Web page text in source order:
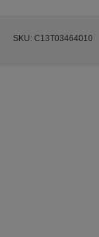
SKU: C13T03464010